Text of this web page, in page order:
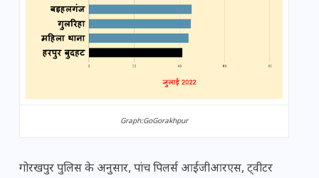
Graph:GoGorakhpur
गोरखपुर पुलिस के अनुसार, पांच पिलर्स आईजीआरएस, ट्वीटर